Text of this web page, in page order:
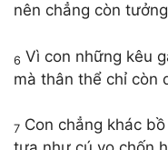
nên chẳng còn
6 Vì con những kêu
mà thân thể chỉ còn
7 Con chẳng khác